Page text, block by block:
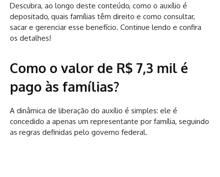
Descubra, ao longo deste conteúdo, como o auxílio é
depositado, quais famílias têm direito e como consultar,
sacar e gerenciar esse benefício. Continue lendo e confira
os detalhes!
Como o valor de R$ 7,3 mil é
pago às famílias?
A dinâmica de liberação do auxílio é simples: ele é
concedido a apenas um representante por família, seguindo
as regras definidas pelo governo federal.